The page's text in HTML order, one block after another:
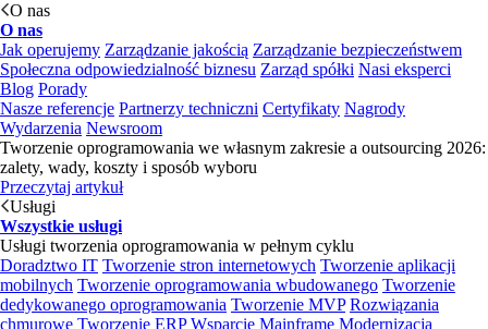
O nas
O nas
Jak operujemy Zarządzanie jakością Zarządzanie bezpieczeństwem
Społeczna odpowiedzialność biznesu Zarząd spółki Nasi eksperci
Blog Porady
Nasze referencje Partnerzy techniczni Certyfikaty Nagrody
Wydarzenia Newsroom
Tworzenie oprogramowania we własnym zakresie a outsourcing 2026:
zalety, wady, koszty i sposób wyboru
Przeczytaj artykuł
Usługi
Wszystkie usługi
Usługi tworzenia oprogramowania w pełnym cyklu
Doradztwo IT Tworzenie stron internetowych Tworzenie aplikacji
mobilnych Tworzenie oprogramowania wbudowanego Tworzenie
dedykowanego oprogramowania Tworzenie MVP Rozwiązania
chmurowe Tworzenie ERP Wsparcie Mainframe Modernizacja